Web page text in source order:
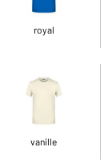
royal
vanille